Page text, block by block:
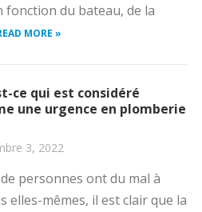
du bateau, de la
MORE »
ce qui est considéré
une urgence en plomberie
3, 2022
personnes ont du mal à
mêmes, il est clair que la